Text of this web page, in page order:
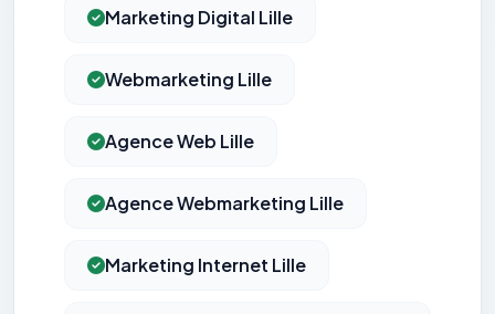
Marketing Digital Lille
Webmarketing Lille
Agence Web Lille
Agence Webmarketing Lille
Marketing Internet Lille